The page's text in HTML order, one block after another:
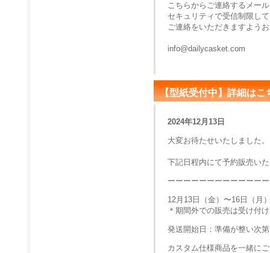
こちらからご連絡するメー
セキュリティで受信制限し
ご連絡をいただきますよう
info@dailycasket.com
【型紙受付中】詳細はこ
2024年12月13日
大変お待たせいたしました。
下記日程内にて予約販売い
ーーーーーーーーーーーー
12月13日（金）〜16日（月
＊期間外での販売は受け付
発送開始日：準備が整い次
カスタム仕様商品を一緒に